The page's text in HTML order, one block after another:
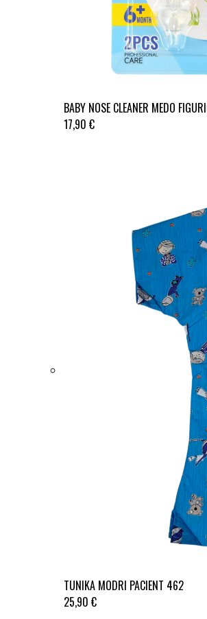
BABY NOSE CLEANER MEDO
17,90 €
TUNIKA MODRI PACIENT 462
25,90 €